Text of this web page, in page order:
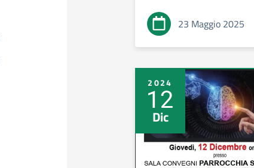
23 Maggio 2025
2024
12
Dic